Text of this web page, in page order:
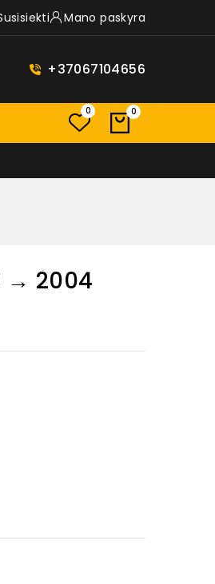
Mano paskyra
+37067104656
0 0
→ 2004